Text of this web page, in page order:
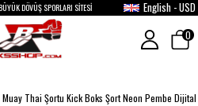
DÖVÜŞ SPORLARI SİTESİ English - USD
0
Thai Şortu Kick Boks Şort Neon Pembe Dijital